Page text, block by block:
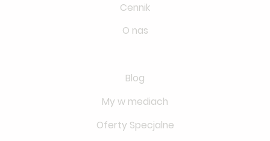
Cennik
O nas
Blog
My w mediach
Oferty Specjalne